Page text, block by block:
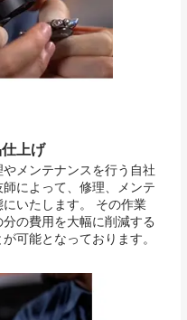
上げ
メンテナンスを行う自社
によって、修理、メンテ
いたします。 その作業
の費用を大幅に削減する
可能となっております。